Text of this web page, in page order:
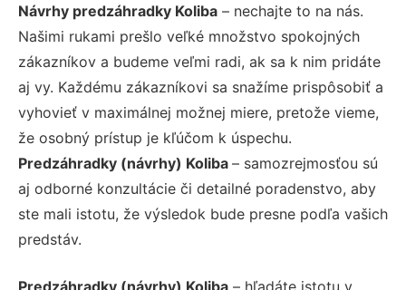
Návrhy predzáhradky Koliba – nechajte to na nás.
Našimi rukami prešlo veľké množstvo spokojných
zákazníkov a budeme veľmi radi, ak sa k nim pridáte
aj vy. Každému zákazníkovi sa snažíme prispôsobiť a
vyhovieť v maximálnej možnej miere, pretože vieme,
že osobný prístup je kľúčom k úspechu.
Predzáhradky (návrhy) Koliba – samozrejmosťou sú
aj odborné konzultácie či detailné poradenstvo, aby
ste mali istotu, že výsledok bude presne podľa vašich
predstáv.
Predzáhradky (návrhy) Koliba – hľadáte istotu v